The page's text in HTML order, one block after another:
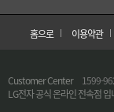
홈으로 이용약관
Customer Center
1599-
LG전자 공식 온라인 전속점 입